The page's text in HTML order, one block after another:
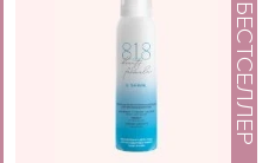
БЕСТСЕЛЛЕР